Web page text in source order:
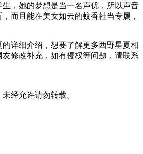
生，她的梦想是当一名声优，所以声音
而且能在美女如云的蚊香社当专属，
的详细介绍，想要了解更多西野星夏相
修改补充，如有侵权等问题，请联系
经允许请勿转载。